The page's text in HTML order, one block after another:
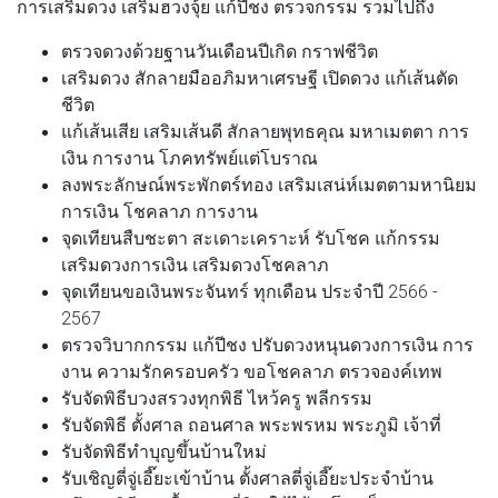
การเสริมดวง เสริมฮวงจุ้ย แก้ปีชง ตรวจกรรม รวมไปถึง
ตรวจดวงด้วยฐานวันเดือนปีเกิด กราฟชีวิต
เสริมดวง สักลายมืออภิมหาเศรษฐี เปิดดวง แก้เส้นตัด
ชีวิต
แก้เส้นเสีย เสริมเส้นดี สักลายพุทธคุณ มหาเมตตา การ
เงิน การงาน โภคทรัพย์แต่โบราณ
ลงพระลักษณ์พระพักตร์ทอง เสริมเสน่ห์เมตตามหานิยม
การเงิน โชคลาภ การงาน
จุดเทียนสืบชะตา สะเดาะเคราะห์ รับโชค แก้กรรม
เสริมดวงการเงิน เสริมดวงโชคลาภ
จุดเทียนขอเงินพระจันทร์ ทุกเดือน ประจำปี 2566 -
2567
ตรวจวิบากกรรม แก้ปีชง ปรับดวงหนุนดวงการเงิน การ
งาน ความรักครอบครัว ขอโชคลาภ ตรวจองค์เทพ
รับจัดพิธีบวงสรวงทุกพิธี ไหว้ครู พลีกรรม
รับจัดพิธี ตั้งศาล ถอนศาล พระพรหม พระภูมิ เจ้าที่
รับจัดพิธีทำบุญขึ้นบ้านใหม่
รับเชิญตี่จู่เอี๊ยะเข้าบ้าน ตั้งศาลตี่จู่เอี๊ยะประจำบ้าน